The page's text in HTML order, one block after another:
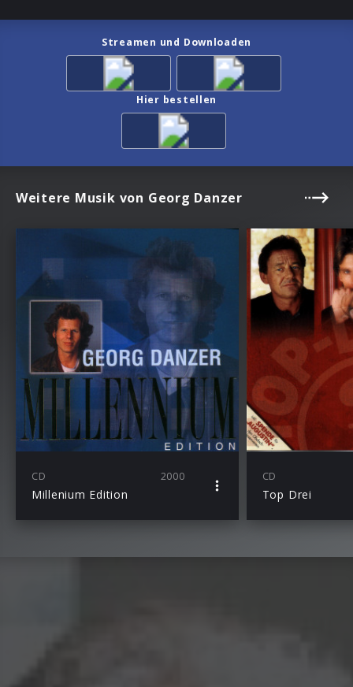
Streamen und Downloaden
Hier bestellen
Weitere Musik von Georg Danzer
CD 2000
Millenium Edition
CD
Top Drei